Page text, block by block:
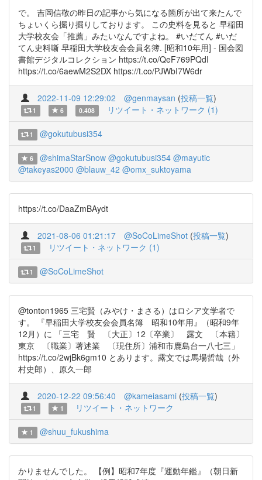
で。 吉岡信敬の昨日の記事から気になる箇所が出て来たんで
ちょいくら掘り掘りしております。 この史料を見ると 早稲田
大学校友会「推薦」みたいなんですよね。 #いだてん #いだ
てん史料噺 早稲田大学校友会会員名簿. [昭和10年用] - 国会図
書館デジタルコレクション https://t.co/QeF769PQdI
https://t.co/6aewM2S2DX https://t.co/PJWbI7W6dr
2022-11-09 12:29:02 @genmaysan (投稿一覧)
1 6 0.408 リツイート・ネットワーク (1)
1 @gokutubusi354
6 @shimaStarSnow @gokutubusi354 @mayutic
@takeyas2000 @blauw_42 @omx_suktoyama
https://t.co/DaaZmBAydt
2021-08-06 01:21:17 @SoCoLimeShot (投稿一覧)
1 リツイート・ネットワーク (1)
1 @SoCoLimeShot
@tonton1965 三宅賢（みやけ・まさる）はロシア文学者で
す。 『早稲田大学校友会会員名簿 昭和10年用』（昭和9年
12月）に 「三宅 賢 〔大正〕12〔卒業〕 露文 〔本籍〕
東京 〔職業〕著述業 〔現住所〕浦和市鹿島台一八七三」
https://t.co/2wjBk6gm10 とあります。露文では馬場哲哉（外
村史郎）、原久一郎
2020-12-22 09:56:40 @kameiasami (投稿一覧)
1 1 リツイート・ネットワーク
1 @shuu_fukushima
かりませんでした。 【例】昭和7年度『運動年鑑』（朝日新